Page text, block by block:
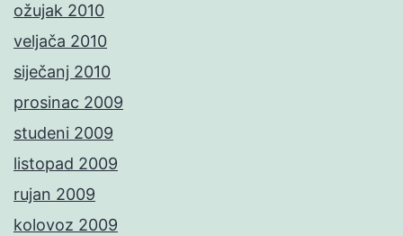
ožujak 2010
veljača 2010
siječanj 2010
prosinac 2009
studeni 2009
listopad 2009
rujan 2009
kolovoz 2009